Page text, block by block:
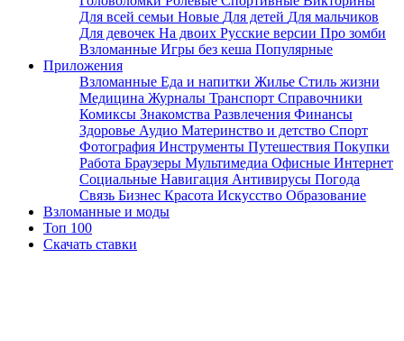
Для всей семьи Новые Для детей Для мальчиков
Для девочек На двоих Русские версии Про зомби
Взломанные Игры без кеша Популярные
Приложения
Взломанные Еда и напитки Жилье Стиль жизни
Медицина Журналы Транспорт Справочники
Комиксы Знакомства Развлечения Финансы
Здоровье Аудио Материнство и детство Спорт
Фотография Инструменты Путешествия Покупки
Работа Браузеры Мультимедиа Офисные Интернет
Социальные Навигация Антивирусы Погода
Связь Бизнес Красота Искусство Образование
Взломанные и моды
Топ 100
Скачать ставки